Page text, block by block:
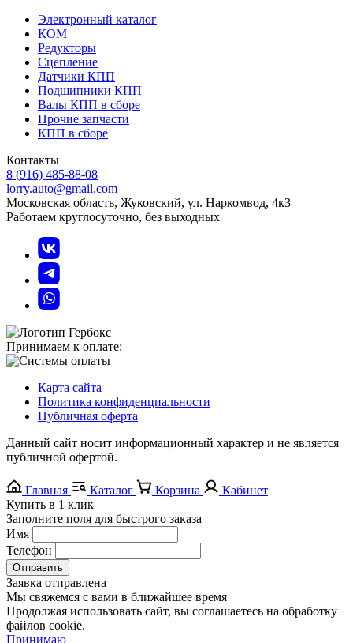
Электронный каталог
КОМ
Редукторы
Сцепление
Датчики КПП
Подшипники КПП
Валы КПП в сборе
Прочие запчасти
КПП в сборе
Контакты
8 (916) 485-88-08
lorry.auto@gmail.com
Московская область, Жуковский, ул. Наркомвод, 4к3
Работаем круглосуточно, без выходных
Принимаем к оплате:
Карта сайта
Политика конфиденциальности
Публичная оферта
Данный сайт носит информационный характер и не является
публичной офертой.
Главная Каталог Корзина
Кабинет
Купить в 1 клик
Заполните поля для быстрого заказа
Имя
Телефон
Отправить
Заявка отправлена
Мы свяжемся с вами в ближайшее время
Продолжая использовать сайт, вы соглашаетесь на обработку
файлов cookie.
Принимаю